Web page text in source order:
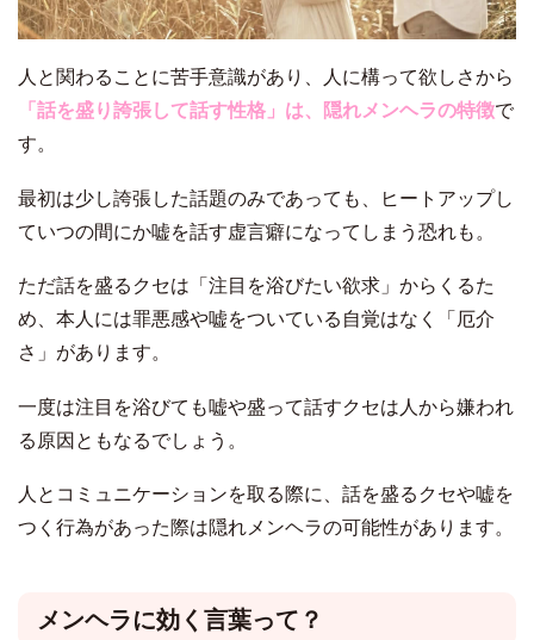
人と関わることに苦手意識があり、人に構って欲しさから
「話を盛り誇張して話す性格」は、隠れメンヘラの特徴で
す。
最初は少し誇張した話題のみであっても、ヒートアップし
ていつの間にか嘘を話す虚言癖になってしまう恐れも。
ただ話を盛るクセは「注目を浴びたい欲求」からくるた
め、本人には罪悪感や嘘をついている自覚はなく「厄介
さ」があります。
一度は注目を浴びても嘘や盛って話すクセは人から嫌われ
る原因ともなるでしょう。
人とコミュニケーションを取る際に、話を盛るクセや嘘を
つく行為があった際は隠れメンヘラの可能性があります。
メンヘラに効く言葉って？